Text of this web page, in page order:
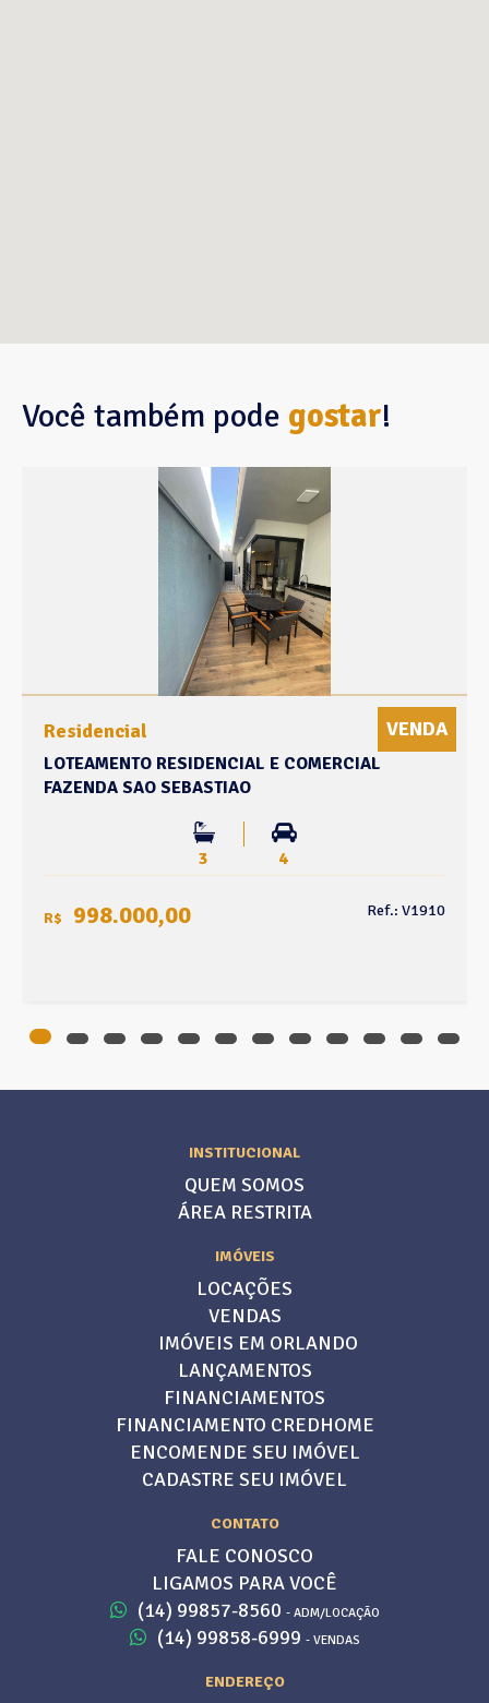
Você também pode gostar!
Residencial VENDA
LOTEAMENTO RESIDENCIAL E COMERCIAL
FAZENDA SAO SEBASTIAO
3 4
R$ 998.000,00 Ref.: V1910
INSTITUCIONAL
QUEM SOMOS
ÁREA RESTRITA
IMÓVEIS
LOCAÇÕES
VENDAS
IMÓVEIS EM ORLANDO
LANÇAMENTOS
FINANCIAMENTOS
FINANCIAMENTO CREDHOME
ENCOMENDE SEU IMÓVEL
CADASTRE SEU IMÓVEL
CONTATO
FALE CONOSCO
LIGAMOS PARA VOCÊ
(14) 99857-8560 - ADM/LOCAÇÃO
(14) 99858-6999 - VENDAS
ENDEREÇO